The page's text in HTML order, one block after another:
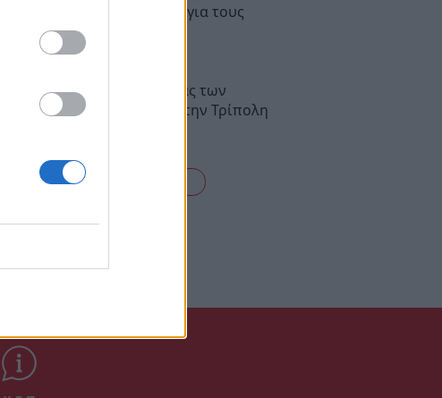
για επενδύσεις, τι αλλάζει για τους
πολίτες
Συγκέντρωση διαμαρτυρίας των
εποχικών πυροσβεστών στην Τρίπολη
Δείτε όλες τις ειδήσεις